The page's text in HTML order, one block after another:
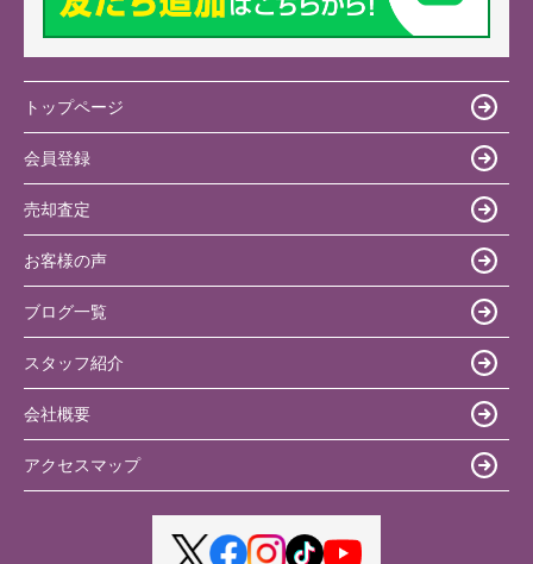
トップページ
会員登録
売却査定
お客様の声
ブログ一覧
スタッフ紹介
会社概要
アクセスマップ